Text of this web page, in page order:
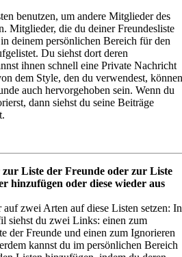
benutzen, um andere Mitglieder des
Mitglieder, die du deiner Freundesliste
deinem persönlichen Bereich für den
Du siehst dort deren
ihnen schnell eine Private Nachricht
dem Style, den du verwendest, können
auch hervorgehoben sein. Wenn du
dann siehst du seine Beiträge
Liste der Freunde oder zur Liste
hinzufügen oder diese wieder aus
zwei Arten auf diese Listen setzen: In
siehst du zwei Links: einen zum
der Freunde und einen zum Ignorieren
kannst du im persönlichen Bereich